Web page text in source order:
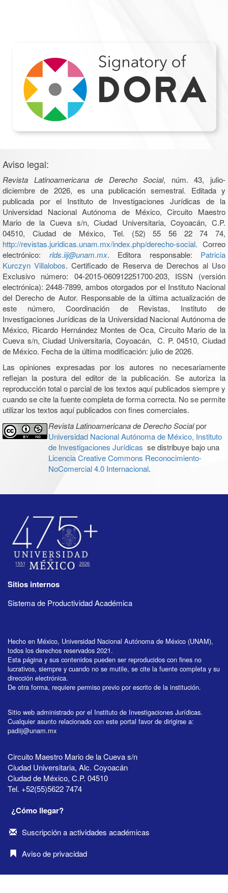
Aviso legal:
Revista Latinoamericana de Derecho Social, núm. 43, julio-
diciembre de 2026, es una publicación semestral. Editada y
publicada por el Instituto de Investigaciones Jurídicas de la
Universidad Nacional Autónoma de México, Circuito Maestro
Mario de la Cueva s/n, Ciudad Universitaria, Coyoacán, C.P.
04510, Ciudad de México, Tel. (52) 55 56 22 74 74,
http://revistas.juridicas.unam.mx/index.php/derecho-social. Correo
electrónico: rlds.iij@unam.mx. Editora responsable: Patricia
Kurczyn Villalobos. Certificado de Reserva de Derechos al Uso
Exclusivo número: 04-2015-060912251700-203, ISSN (versión
electrónica): 2448-7899, ambos otorgados por el Instituto Nacional
del Derecho de Autor. Responsable de la última actualización de
este número, Coordinación de Revistas, Instituto de
Investigaciones Jurídicas de la Universidad Nacional Autónoma de
México, Ricardo Hernández Montes de Oca, Circuito Mario de la
Cueva s/n, Ciudad Universitaria, Coyoacán, C. P. 04510, Ciudad
de México. Fecha de la última modificación: julio de 2026.
Las opiniones expresadas por los autores no necesariamente
reflejan la postura del editor de la publicación. Se autoriza la
reproducción total o parcial de los textos aquí publicados siempre y
cuando se cite la fuente completa de forma correcta. No se permite
utilizar los textos aquí publicados con fines comerciales.
Revista Latinoamericana de Derecho Socialpor
Universidad Nacional Autónoma de México, Instituto
de Investigaciones Jurídicas se distribuye bajo una
Licencia Creative Commons Reconocimiento-
NoComercial 4.0 Internacional.
Sitios internos
Sistema de Productividad Académica
Hecho en México, Universidad Nacional Autónoma de México (UNAM),
todos los derechos reservados 2021.
Esta página y sus contenidos pueden ser reproducidos con fines no
lucrativos, siempre y cuando no se mutile, se cite la fuente completa y su
dirección electrónica.
De otra forma, requiere permiso previo por escrito de la institución.
Sitio web administrado por el Instituto de Investigaciones Jurídicas.
Cualquier asunto relacionado con este portal favor de dirigirse a:
padiij@unam.mx
Circuito Maestro Mario de la Cueva s/n
Ciudad Universitaria, Alc. Coyoacán
Ciudad de México, C.P. 04510
Tel. +52(55)5622 7474
¿Cómo llegar?
Suscripción a actividades académicas
Aviso de privacidad